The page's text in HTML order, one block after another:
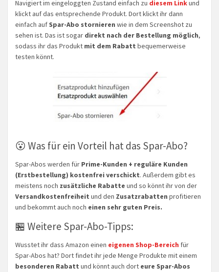
Navigiert im eingeloggten Zustand einfach zu diesem Linkund
klickt auf das entsprechende Produkt. Dort klickt ihr dann
einfach auf Spar-Abo stornieren wie in dem Screenshot zu
sehen ist. Das ist sogar direkt nach der Bestellung möglich,
sodass ihr das Produkt mit dem Rabatt bequemerweise
testen könnt.
😮 Was für ein Vorteil hat das Spar-Abo?
Spar-Abos werden für Prime-Kunden + reguläre Kunden
(Erstbestellung) kostenfrei verschickt. Außerdem gibt es
meistens noch zusätzliche Rabatte und so könnt ihr von der
Versandkostenfreiheit und den Zusatzrabatten profitieren
und bekommt auch noch einen sehr guten Preis.
🏪 Weitere Spar-Abo-Tipps:
Wusstet ihr dass Amazon einen eigenen Shop-Bereich für
Spar-Abos hat? Dort findet ihr jede Menge Produkte mit einem
besonderen Rabatt und könnt auch dort eure Spar-Abos